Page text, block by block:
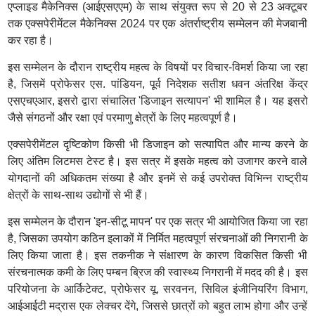
एप्लाइड मैकेनिक्स (आईएसएएम) के साथ संयुक्त रूप से 20 से 23 अक्टूबर
तक एक्सपेरीमेंटल मैकेनिक्स 2024 पर एक अंतर्राष्ट्रीय सम्मेलन की मेजबानी
कर रहा है।
इस सम्मेलन के दौरान राष्ट्रीय महत्व के विषयों पर विचार-विमर्श किया जा रहा
है, जिसमें प्रोफेसर एस. पांडियन, पूर्व निदेशक सतीश धवन अंतरिक्ष केंद्र
एसएचएआर, इसरो द्वारा संचालित 'डिजाइन सत्यापन' भी शामिल है। यह इसरो
जैसे संगठनों और रक्षा एवं परमाणु क्षेत्रों के लिए महत्वपूर्ण है।
एक्सपेरीमेंटल दृष्टिकोण किसी भी डिजाइन को सत्यापित और मान्य करने के
लिए अंतिम लिटमस टेस्ट है। इस सत्र में इसके महत्व को उजागर करने वाले
योगदानों की अधिकतम संख्या है और इनमें से कई उपरोक्त विभिन्न राष्ट्रीय
क्षेत्रों के साथ-साथ उद्योगों से भी हैं।
इस सम्मेलन के दौरान 'इन-सीटू मापन' पर एक सत्र भी आयोजित किया जा रहा
है, जिसका उपयोग कठिन इलाकों में निर्मित महत्वपूर्ण संरचनाओं की निगरानी के
लिए किया जाता है। इस तकनीक ने संक्षारण के कारण विकसित किसी भी
संरचनात्मक कमी के लिए पम्बन ब्रिज की स्वास्थ्य निगरानी में मदद की है। इस
परियोजना के आर्किटेक्ट, प्रोफेसर यू. सरवनन, सिविल इंजीनियरिंग विभाग,
आईआईटी मद्रास एक लेक्चर देंगे, जिससे छात्रों को बहुत लाभ होगा और उन्हें